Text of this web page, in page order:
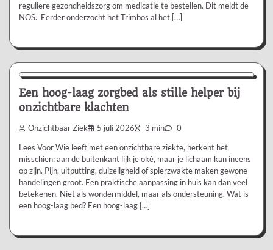
reguliere gezondheidszorg om medicatie te bestellen. Dit meldt de
NOS. Eerder onderzocht het Trimbos al het […]
Aanbevolen
Een hoog-laag zorgbed als stille helper bij
onzichtbare klachten
Onzichtbaar Ziek 5 juli 2026 3 min 0
Lees Voor Wie leeft met een onzichtbare ziekte, herkent het
misschien: aan de buitenkant lijk je oké, maar je lichaam kan ineens
op zijn. Pijn, uitputting, duizeligheid of spierzwakte maken gewone
handelingen groot. Een praktische aanpassing in huis kan dan veel
betekenen. Niet als wondermiddel, maar als ondersteuning. Wat is
een hoog-laag bed? Een hoog-laag […]